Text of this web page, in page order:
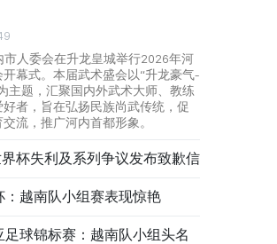
市人委会在升龙皇城举行2026年河
幕式。本届武术盛会以“升龙豪气-
主题，汇聚国内外武术大师、教练
好者，旨在弘扬民族尚武传统，促
流，推广河内首都形象。
杯失利及系列争议发布致歉信
：越南队小组赛表现惊艳
足球锦标赛：越南队小组头名